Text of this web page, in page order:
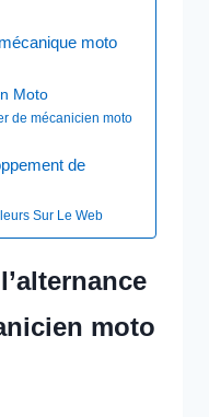
moto
Moto
de mécanicien moto
de
Sur Le Web​
moto